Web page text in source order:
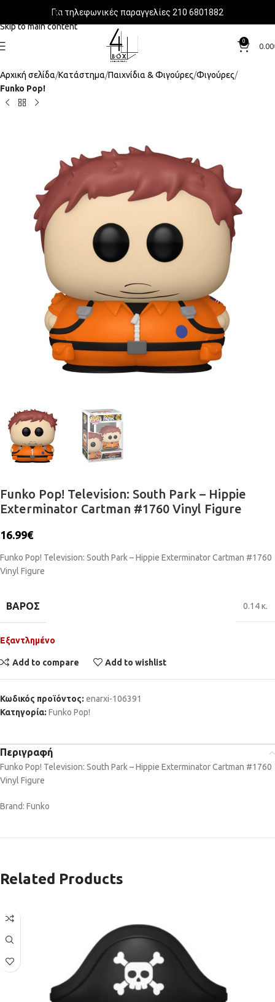
Skip to navigation
Skip to main content
Για τηλεφωνικές παραγγελίες 210 6801882
0
0.00
Αρχική σελίδα Κατάστημα Παιχνίδια & Φιγούρες Φιγούρες
Funko Pop!
Funko Pop! Television: South Park – Hippie
Exterminator Cartman #1760 Vinyl Figure
16.99€
Funko Pop! Television: South Park – Hippie Exterminator Cartman #1760
Vinyl Figure
ΒΆΡΟΣ 0.14 κ.
Εξαντλημένο
Add to compare Add to wishlist
Κωδικός προϊόντος: enarxi-106391
Κατηγορία: Funko Pop!
Περιγραφή
Funko Pop! Television: South Park – Hippie Exterminator Cartman #1760
Vinyl Figure
Brand: Funko
Related Products